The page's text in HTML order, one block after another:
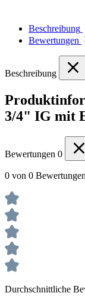
Beschreibung
Bewertungen
Beschreibung
3/4" IG mit
Bewertungen 0
0 von 0 Bewertungen
Durchschnittliche